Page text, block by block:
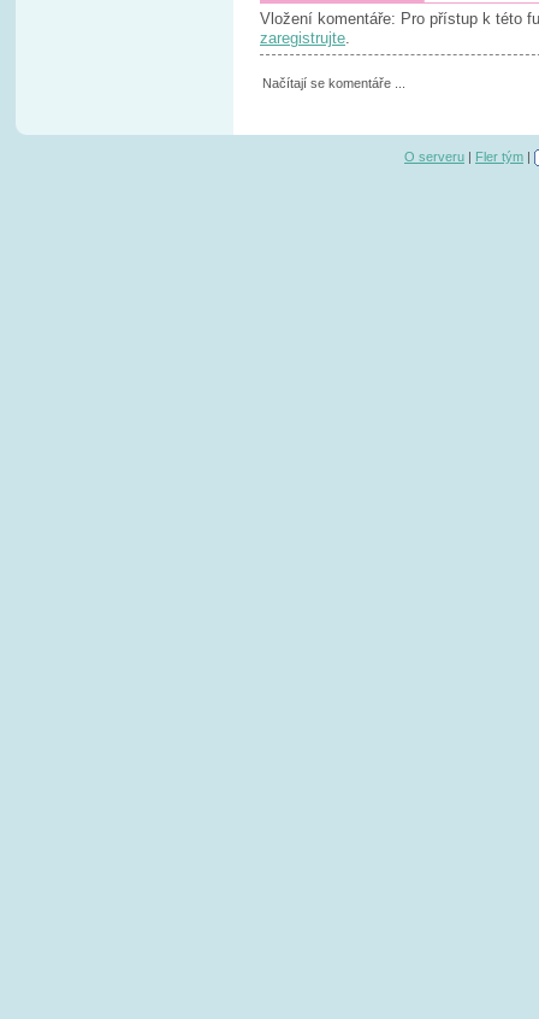
Vložení komentáře: Pro přístup k této
zaregistrujte.
Načítají se komentáře ...
O serveru | Fler tým |